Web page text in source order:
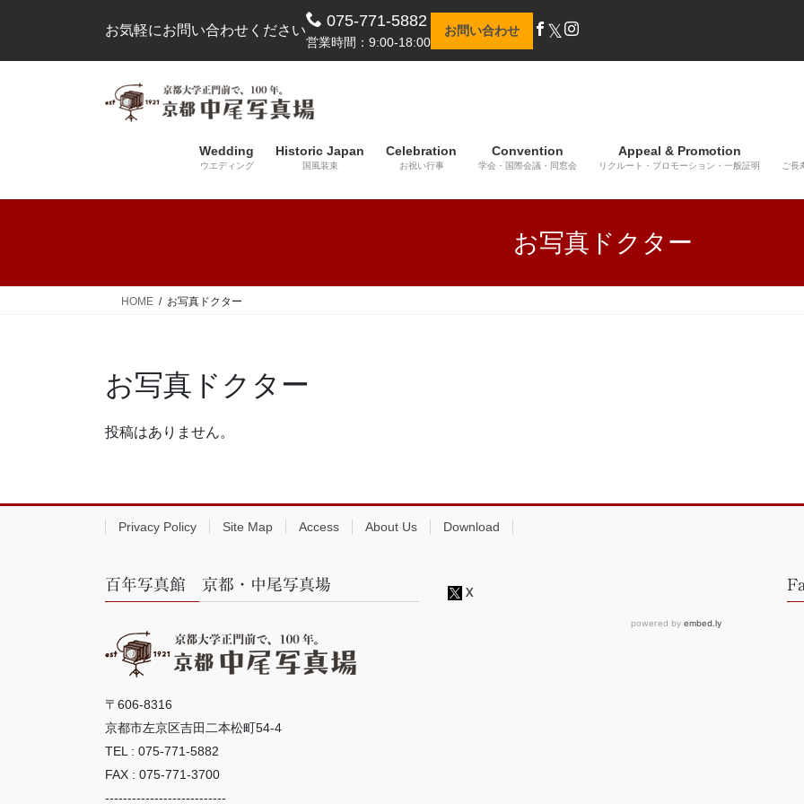
プ
動
お気軽にお問い合わせください
075-771-5882
営業時間：9:00-18:00
お問い合わせ 𝕏
Wedding
ウエディング
Historic Japan
国風装束
Celebration
お祝い行事
Convention
学会・国際会議・同窓会
Appeal & Promotion
リクルート・プロモーション・一般証明 ご長
お写真ドクター
HOME お写真ドクター
お写真ドクター
投稿はありません。
Privacy Policy Site Map Access About Us Download
百年写真館 京都・中尾写真場
〒606-8316
京都市左京区吉田二本松町54-4
TEL : 075-771-5882
FAX : 075-771-3700
---------------------------